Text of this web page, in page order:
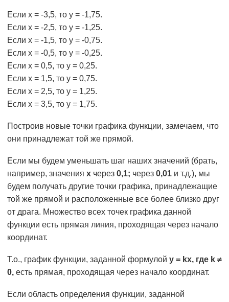
Если х = -3,5, то у = -1,75.
Если х = -2,5, то у = -1,25.
Если х = -1,5, то у = -0,75.
Если х = -0,5, то у = -0,25.
Если х = 0,5, то у = 0,25.
Если х = 1,5, то у = 0,75.
Если х = 2,5, то у = 1,25.
Если х = 3,5, то у = 1,75.
Построив новые точки графика функции, замечаем, что
они принадлежат той же прямой.
Если мы будем уменьшать шаг наших значений (брать,
например, значения х через 0,1; через 0,01 и т.д.), мы
будем получать другие точки графика, принадлежащие
той же прямой и расположенные все более близко друг
от драга. Множество всех точек графика данной
функции есть прямая линия, проходящая через начало
координат.
Т.о., график функции, заданной формулой у = kх, где k ≠
0, есть прямая, проходящая через начало координат.
Если область определения функции, заданной